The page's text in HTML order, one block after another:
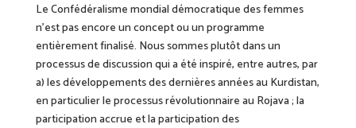
Le Confédéralisme mondial démocratique des femmes
n’est pas encore un concept ou un programme
entièrement finalisé. Nous sommes plutôt dans un
processus de discussion qui a été inspiré, entre autres, par
a) les développements des dernières années au Kurdistan,
en particulier le processus révolutionnaire au Rojava ; la
participation accrue et la participation des